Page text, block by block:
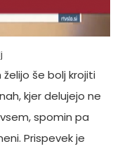
želijo še bolj krojiti
kjer delujejo ne
spomin pa
Prispevek je